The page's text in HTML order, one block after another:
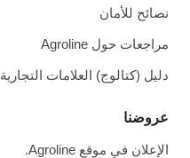
نصائح للأمان
مراجعات حول Agroline
دليل (كتالوج) العلامات التجارية
عروضنا
الإعلان في موقع Agroline.